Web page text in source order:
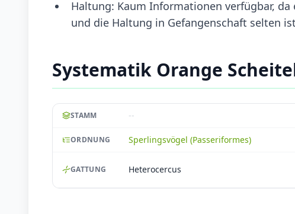
Haltung: Kaum Informationen verfügbar,
und die Haltung in Gefangenschaft selten ist
Systematik Orange
STAMM --
ORDNUNG Sperlingsvögel (Passeriformes)
GATTUNG Heterocercus